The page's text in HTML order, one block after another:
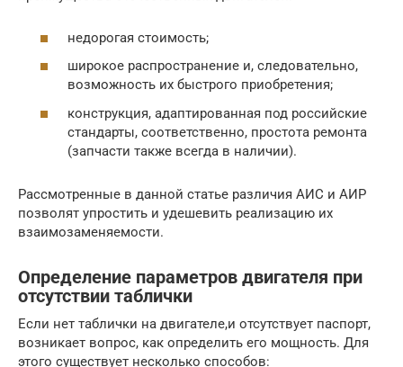
недорогая стоимость;
широкое распространение и, следовательно,
возможность их быстрого приобретения;
конструкция, адаптированная под российские
стандарты, соответственно, простота ремонта
(запчасти также всегда в наличии).
Рассмотренные в данной статье различия АИС и АИР
позволят упростить и удешевить реализацию их
взаимозаменяемости.
Определение параметров двигателя при
отсутствии таблички
Если нет таблички на двигателе,и отсутствует паспорт,
возникает вопрос, как определить его мощность. Для
этого существует несколько способов: